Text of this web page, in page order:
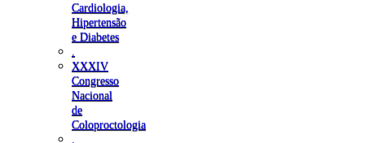
Cardiologia,
Hipertensão
e Diabetes
XXXIV
Congresso
Nacional
de
Coloproctologia